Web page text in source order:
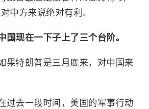
中方来说绝对有利。
国现在一下子上了三个台阶。
果特朗普是三月底来，对中国来
过去一段时间，美国的军事行动